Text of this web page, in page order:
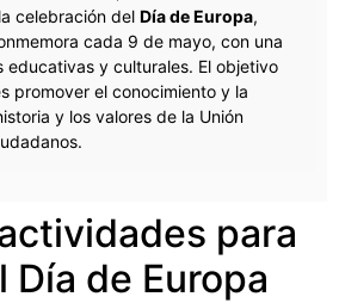
celebración del Día de Europa,
cada 9 de mayo, con una
educativas y culturales. El objetivo
promover el conocimiento y la
y los valores de la Unión
para
Día de Europa